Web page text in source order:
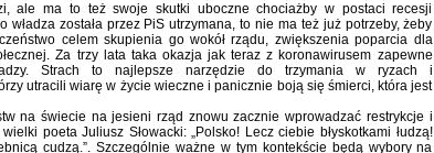
ale ma to też swoje skutki uboczne chociażby w postaci recesji
została przez PiS utrzymana, to nie ma też już potrzeby, żeby
celem skupienia go wokół rządu, zwiększenia poparcia dla
Za trzy lata taka okazja jak teraz z koronawirusem zapewne
Strach to najlepsze narzędzie do trzymania w ryzach i
utracili wiarę w życie wieczne i panicznie boją się śmierci, która jest
na świecie na jesieni rząd znowu zacznie wprowadzać restrykcje i
poeta Juliusz Słowacki: „Polsko! Lecz ciebie błyskotkami łudzą!
cudzą.”. Szczególnie ważne w tym kontekście będą wybory na